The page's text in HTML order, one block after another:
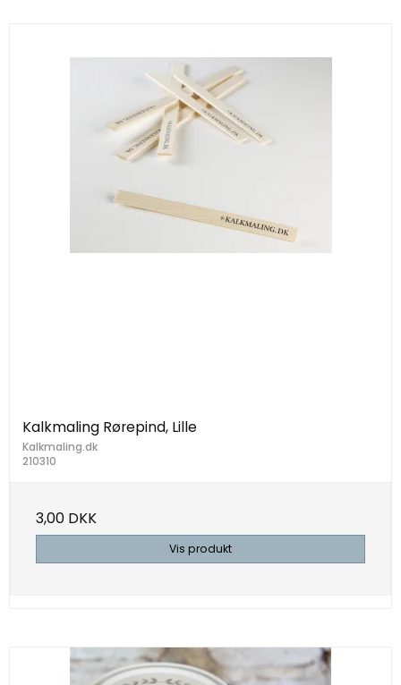
Kalkmaling Rørepind, Lille
Kalkmaling.dk
210310
3,00 DKK
Vis produkt